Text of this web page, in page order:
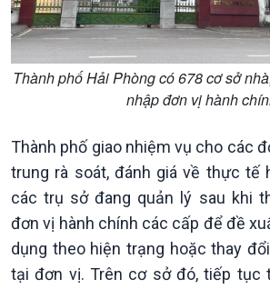
thương mại
Tìm
Nam
Xã hội
Khoa
Thành phố Hải Phòng có 678 cơ sở
nhập đơn vị hành
Thành phố giao nhiệm vụ cho các
trung rà soát, đánh giá về thực tế
các trụ sở đang quản lý sau khi
đơn vị hành chính các cấp để đề
dụng theo hiện trạng hoặc thay
tại đơn vị. Trên cơ sở đó, tiếp tục